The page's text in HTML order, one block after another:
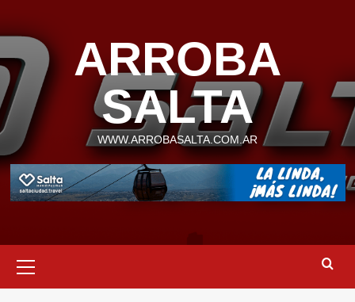
contenido
ARROBA
SALTA
WWW.ARROBASALTA.COM.AR
primario